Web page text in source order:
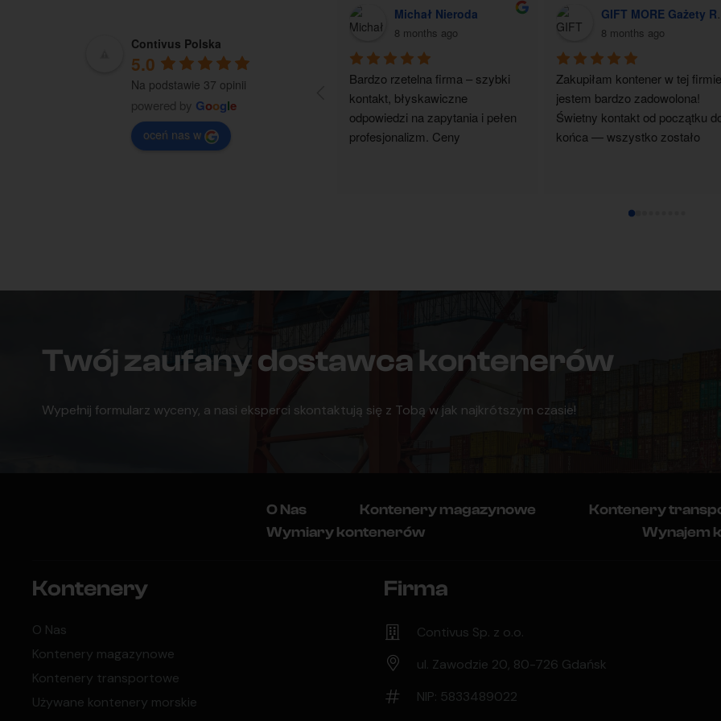
Contivus Polska
5.0
Na podstawie 37 opinii
powered by Google
oceń nas w
Michał Nieroda
8 months ago
Bardzo rzetelna firma – szybki
kontakt, błyskawiczne
odpowiedzi na zapytania i pełen
profesjonalizm. Ceny
GIFT MORE Gażety Reklamowe z Logo
8 months ago
Zakupiłam kontener w tej
jestem bardzo zadowolona!
Świetny kontakt od początku
końca — wszystko zostało
super na czas, zgodnie z
Twój zaufany dostawca kontenerów
Wypełnij formularz wyceny, a nasi eksperci skontaktują się z Tobą w jak najkrótszym czasie!
O Nas Kontenery magazynowe Kontenery
Wymiary kontenerów
Wynajem
Kontenery
O Nas
Kontenery magazynowe
Kontenery transportowe
Używane kontenery morskie
Firma
Contivus Sp. z o.o.
ul. Zawodzie 20, 80-726 Gdańsk
NIP: 5833489022